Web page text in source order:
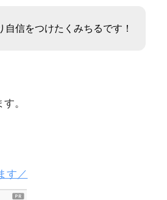
信をつけたくみちるです！
。
す／